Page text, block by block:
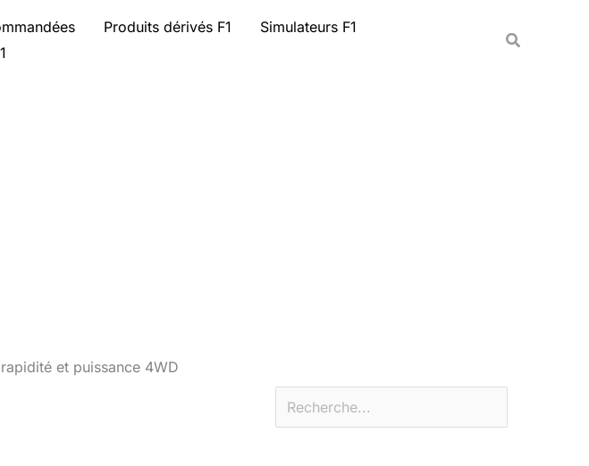
Produits dérivés F1
Simulateurs F1
et puissance 4WD